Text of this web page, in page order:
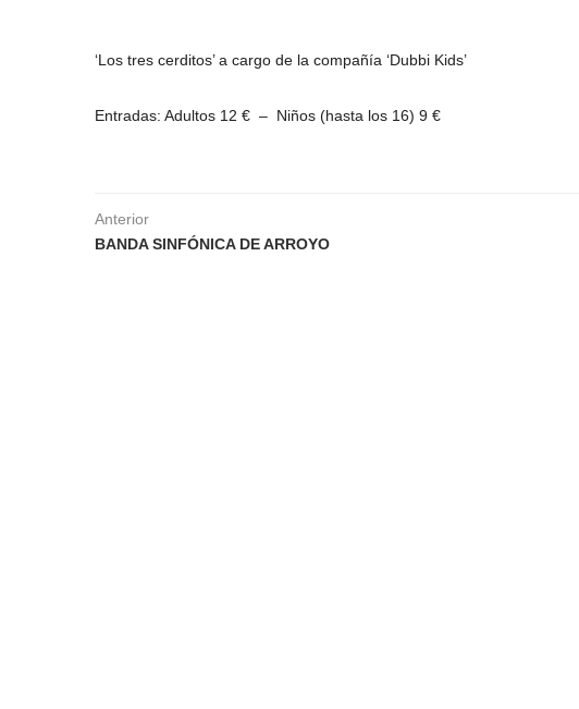
‘Los tres cerditos’ a cargo de la compañía ‘Dubbi Kids’
Entradas: Adultos 12 € – Niños (hasta los 16) 9 €
Anterior
BANDA SINFÓNICA DE ARROYO